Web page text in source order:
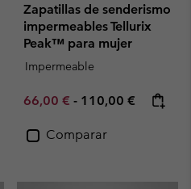
Zapatillas de senderismo
impermeables Tellurix
Peak™ para mujer
Impermeable
Minimum sale price:
66,00 € - Maximum price:
110,00 €
Comparar